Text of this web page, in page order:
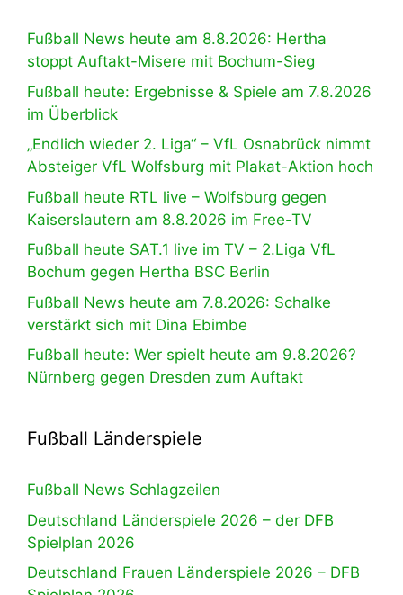
Fußball News heute am 8.8.2026: Hertha
stoppt Auftakt-Misere mit Bochum-Sieg
Fußball heute: Ergebnisse & Spiele am 7.8.2026
im Überblick
„Endlich wieder 2. Liga“ – VfL Osnabrück nimmt
Absteiger VfL Wolfsburg mit Plakat-Aktion hoch
Fußball heute RTL live – Wolfsburg gegen
Kaiserslautern am 8.8.2026 im Free-TV
Fußball heute SAT.1 live im TV – 2.Liga VfL
Bochum gegen Hertha BSC Berlin
Fußball News heute am 7.8.2026: Schalke
verstärkt sich mit Dina Ebimbe
Fußball heute: Wer spielt heute am 9.8.2026?
Nürnberg gegen Dresden zum Auftakt
Fußball Länderspiele
Fußball News Schlagzeilen
Deutschland Länderspiele 2026 – der DFB
Spielplan 2026
Deutschland Frauen Länderspiele 2026 – DFB